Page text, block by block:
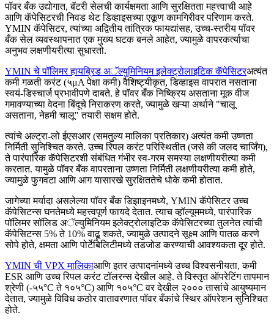
पॉवर बँक उद्योगात, बॅटरी सेलची कार्यक्षमता आणि सुरक्षितता महत्त्वाची आहे
आणि कॅपेसिटरची निवड थेट डिव्हाइसच्या एकूण कामगिरीवर परिणाम करते.
YMIN कॅपेसिटर, त्यांच्या अद्वितीय तांत्रिक फायद्यांसह, उच्च-स्तरीय पॉवर
बँक सेल व्यवस्थापनात एक मुख्य घटक बनले आहेत, ज्यामुळे वापरकर्त्याचा
अनुभव लक्षणीयरीत्या सुधारतो.
YMIN चे पॉलिमर हायब्रिड अॅल्युमिनियम इलेक्ट्रोलाइटिक कॅपेसिटरअत्यंत
कमी गळती करंट (५μA पेक्षा कमी) वैशिष्ट्यीकृत, डिव्हाइस वापरात नसताना
स्वयं-डिस्चार्ज प्रभावीपणे दाबते. हे पॉवर बँक निष्क्रिय असताना मूक वीज
गमावण्याच्या वेदना बिंदूचे निराकरण करते, ज्यामुळे खऱ्या अर्थाने "चालू
असताना, नेहमी चालू" तयारी सक्षम होते.
त्यांचे अल्ट्रा-लो ईएसआर (समतुल्य मालिका प्रतिकार) अत्यंत कमी उष्णता
निर्मिती सुनिश्चित करते. उच्च रिपल करंट परिस्थितीत (जसे की जलद चार्जिंग),
ते पारंपारिक कॅपेसिटरशी संबंधित गंभीर स्व-गरम समस्या लक्षणीयरीत्या कमी
करतात. यामुळे पॉवर बँक वापरताना उष्णता निर्मिती लक्षणीयरीत्या कमी होते,
ज्यामुळे फुगवटा आणि आग यासारखे सुरक्षिततेचे धोके कमी होतात.
जागेच्या मर्यादा असलेल्या पॉवर बँक डिझाइनमध्ये, YMIN कॅपेसिटर उच्च
कॅपेसिटन्स घनतेमध्ये महत्त्वपूर्ण फायदे देतात. त्याच व्हॉल्यूममध्ये, पारंपारिक
पॉलिमर सॉलिड अॅल्युमिनियम इलेक्ट्रोलाइटिक कॅपेसिटरच्या तुलनेत त्यांची
कॅपेसिटन्स 5% ते 10% वाढू शकते, ज्यामुळे उत्पादने सूक्ष्म आणि पातळ करणे
सोपे होते, क्षमता आणि पोर्टेबिलिटीमध्ये तडजोड करण्याची आवश्यकता दूर होते.
YMIN ची VPX मालिकाआणि इतर उत्पादनांमध्ये उच्च विश्वसनीयता, कमी
ESR आणि उच्च रिपल करंट टॉलरन्स देखील आहे. ते विस्तृत ऑपरेटिंग तापमान
श्रेणी (-५५°C ते १०५°C) आणि १०५°C वर देखील २००० तासांचे आयुष्यमान
देतात, ज्यामुळे विविध कठोर वातावरणात पॉवर बँकांचे स्थिर ऑपरेशन सुनिश्चित
होते.